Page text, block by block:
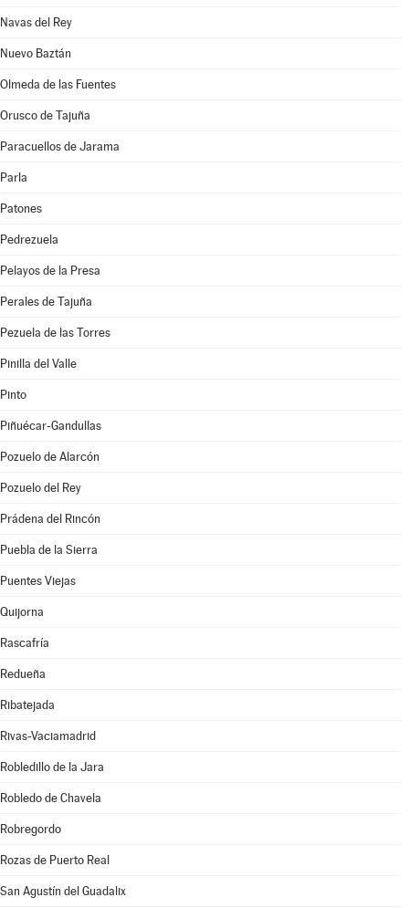
Navas del Rey
Nuevo Baztán
Olmeda de las Fuentes
Orusco de Tajuña
Paracuellos de Jarama
Parla
Patones
Pedrezuela
Pelayos de la Presa
Perales de Tajuña
Pezuela de las Torres
Pinilla del Valle
Pinto
Piñuécar-Gandullas
Pozuelo de Alarcón
Pozuelo del Rey
Prádena del Rincón
Puebla de la Sierra
Puentes Viejas
Quijorna
Rascafría
Redueña
Ribatejada
Rivas-Vaciamadrid
Robledillo de la Jara
Robledo de Chavela
Robregordo
Rozas de Puerto Real
San Agustín del Guadalix